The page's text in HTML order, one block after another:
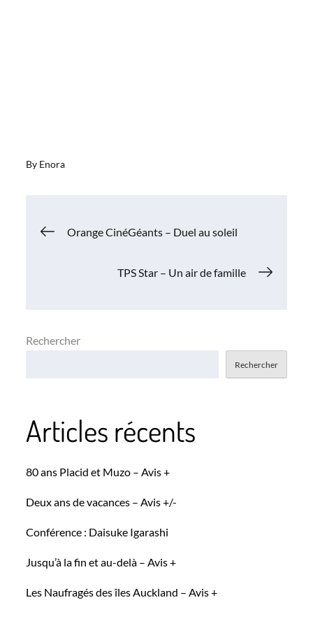
By Enora
Navigation
Orange CinéGéants – Duel au soleil
TPS Star – Un air de famille
Rechercher
Rechercher
Articles récents
80 ans Placid et Muzo – Avis +
Deux ans de vacances – Avis +/-
Conférence : Daisuke Igarashi
Jusqu’à la fin et au-delà – Avis +
Les Naufragés des îles Auckland – Avis +